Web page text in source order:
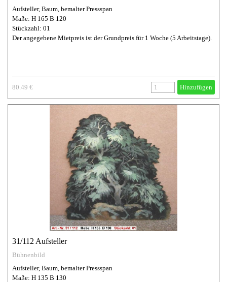
Aufsteller, Baum, bemalter Pressspan
Maße: H 165 B 120
Stückzahl: 01
Der angegebene Mietpreis ist der Grundpreis für 1 Woche (5 Arbeitstage).
80.49 € Hinzufügen
31/112 Aufsteller
Bühnenbild
Aufsteller, Baum, bemalter Pressspan
Maße: H 135 B 130